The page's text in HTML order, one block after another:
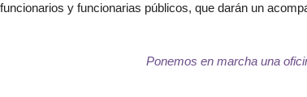
y funcionarias públicos, que darán un
Ponemos en marcha una